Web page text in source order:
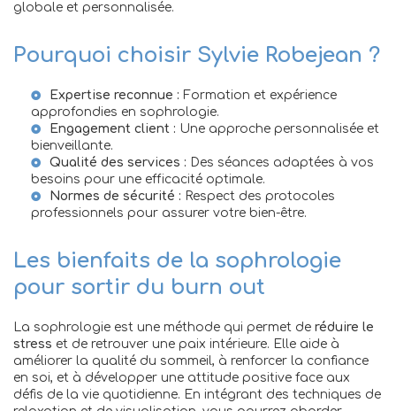
globale et personnalisée.
Pourquoi choisir Sylvie Robejean ?
Expertise reconnue : Formation et expérience
approfondies en sophrologie.
Engagement client : Une approche personnalisée et
bienveillante.
Qualité des services : Des séances adaptées à vos
besoins pour une efficacité optimale.
Normes de sécurité : Respect des protocoles
professionnels pour assurer votre bien-être.
Les bienfaits de la sophrologie
pour sortir du burn out
La sophrologie est une méthode qui permet de réduire le
stress et de retrouver une paix intérieure. Elle aide à
améliorer la qualité du sommeil, à renforcer la confiance
en soi, et à développer une attitude positive face aux
défis de la vie quotidienne. En intégrant des techniques de